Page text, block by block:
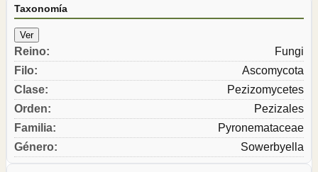
Taxonomía
Ver
Reino:
Fungi
Filo:
Ascomycota
Clase:
Pezizomycetes
Orden:
Pezizales
Familia:
Pyronemataceae
Género: Sowerbyella